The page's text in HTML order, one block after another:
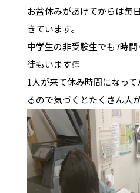
お盆休みがあけてからは毎
きています。
中学生の非受験生でも7時
徒もいます👏
1人が来て休み時間になっ
るので気づくとたくさん人